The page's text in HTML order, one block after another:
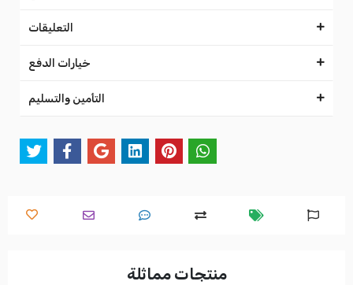
التعليقات
خيارات الدفع
التأمين والتسليم
منتجات مماثلة